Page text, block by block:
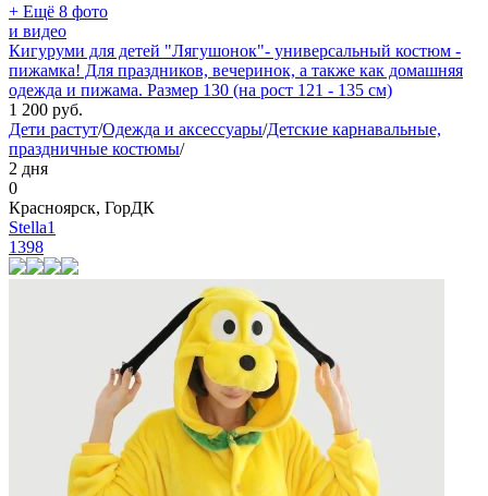
+ Ещё 8 фото
и видео
Кигуруми для детей "Лягушонок"- универсальный костюм -
пижамка! Для праздников, вечеринок, а также как домашняя
одежда и пижама. Размер 130 (на рост 121 - 135 см)
1 200 руб.
Дети растут/Одежда и аксессуары/Детские карнавальные,
праздничные костюмы/
2 дня
0
Красноярск, ГорДК
Stella1
1398